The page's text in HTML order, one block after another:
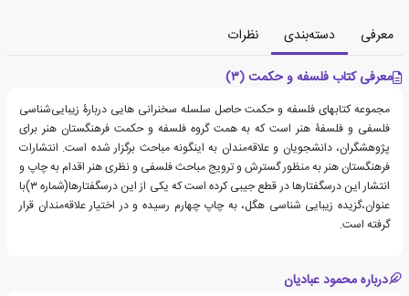
معرفی دسته‌بندی
نظرات
معرفی کتاب فلسفه و حکمت (۳)
مجموعه کتابهای فلسفه و حکمت حاصل سلسله سخنرانی هایی دربارۀ زیبایی‌شناسی
فلسفی و فلسفۀ هنر است که به همت گروه فلسفه و حکمت فرهنگستان هنر برای
پژوهشگران، دانشجویان و علاقه‌مندان به اینگونه مباحث برگزار شده است. انتشارات
فرهنگستان هنر به منظور گسترش و ترویج مباحث فلسفی و نظری هنر اقدام به چاپ و
انتشار این درسگفتارها در قطع جیبی کرده است که یکی از این درسگفتارها(شماره ۳)با
عنوان،گزیده زیبایی شناسی هگل، به چاپ چهارم رسیده و در اختیار علاقه‌مندان قرار
گرفته است.
درباره محمود عبادیان